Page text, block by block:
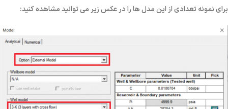
برای نمونه تعدادی از این مدل ها را در عکس زیر می توانید مشاهده کنید: